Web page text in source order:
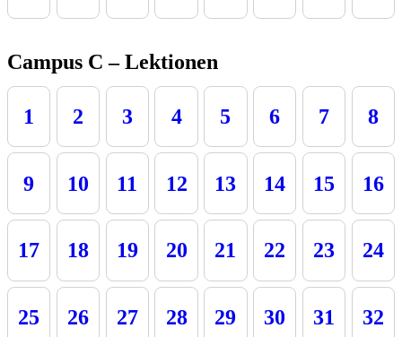
Campus C – Lektionen
1 2 3 4 5 6 7 8
9 10 11 12 13 14 15 16
17 18 19 20 21 22 23 24
25 26 27 28 29 30 31 32